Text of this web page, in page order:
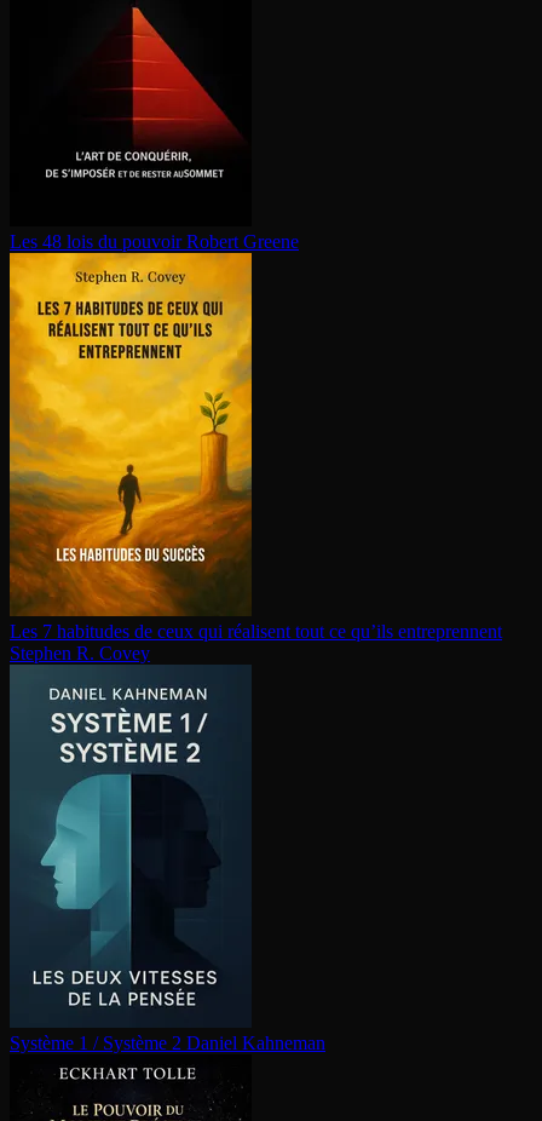
Les 48 lois du pouvoir Robert Greene
Les 7 habitudes de ceux qui réalisent tout ce qu’ils en­tre­prennent
Stephen R. Covey
Système 1 / Système 2 Daniel Kahneman